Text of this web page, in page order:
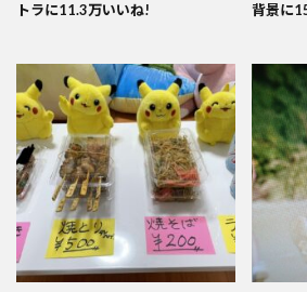
トラに11.3万いいね!
背景に